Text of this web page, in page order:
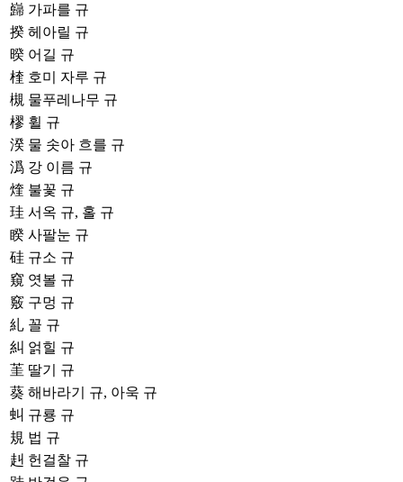
巋 가파를 규
揆 헤아릴 규
暌 어길 규
楏 호미 자루 규
槻 물푸레나무 규
樛 휠 규
湀 물 솟아 흐를 규
潙 강 이름 규
煃 불꽃 규
珪 서옥 규, 홀 규
睽 사팔눈 규
硅 규소 규
窺 엿볼 규
竅 구멍 규
糺 꼴 규
糾 얽힐 규
茥 딸기 규
葵 해바라기 규, 아욱 규
虯 규룡 규
規 법 규
赳 헌걸찰 규